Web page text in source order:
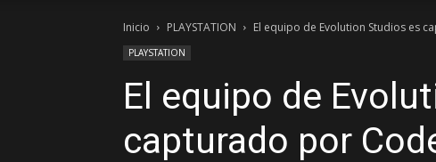
Inicio PLAYSTATION El equipo de Evolution Studios es
PLAYSTATION
El equipo de
capturado por